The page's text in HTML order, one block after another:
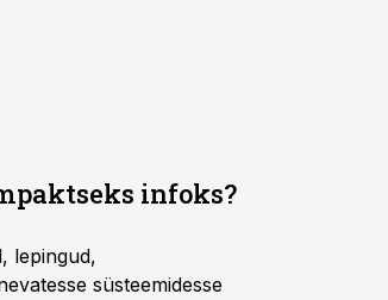
infoks?
lepingud,
süsteemidesse